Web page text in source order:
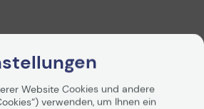
Website Cookies und andere
verwenden, um Ihnen ein